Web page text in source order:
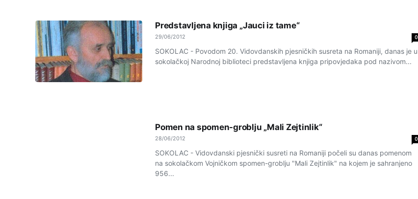
Predstavljena knjiga „Jauci iz tame“
29/06/2012 0
SOKOLAC - Povodom 20. Vidovdanskih pjesničkih susreta na Romaniji, danas je u
sokolačkoj Narodnoj biblioteci predstavljena knjiga pripovjedaka pod nazivom...
Pomen na spomen-groblju „Mali Zejtinlik“
28/06/2012 0
SOKOLAC - Vidovdanski pjesnički susreti na Romaniji počeli su danas pomenom
na sokolačkom Vojničkom spomen-groblju "Mali Zejtinlik" na kojem je sahranjeno
956...